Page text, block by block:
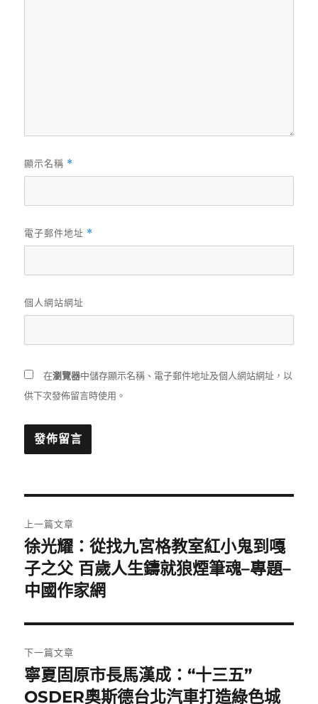
顯示名稱 *
電子郵件地址 *
個人網站網址
在瀏覽器中儲存顯示名稱、電子郵件地址及個人網站網址，以
供下次發佈留言時使用。
章
導
覽
上一篇文章
上
一
篇
章:
徐光耀：從找九宮格教室紅小鬼到嘎
子之父 百歲人生鑄就狼煙筆魂–專題–
中國作家網
下一篇文章
下
一
寧夏固原市長馬漢成：“十三五”
OSDER奧斯德台北汽車打造綠色城